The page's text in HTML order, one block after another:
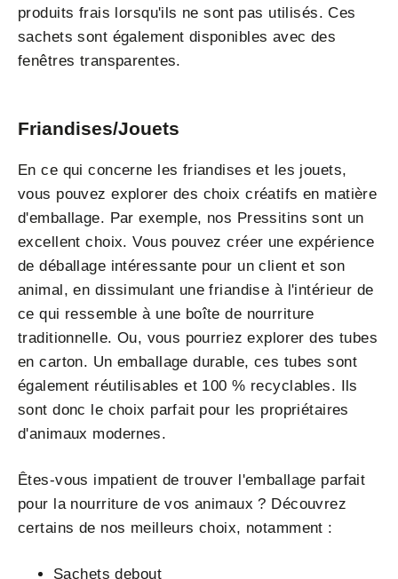
produits frais lorsqu'ils ne sont pas utilisés. Ces
sachets sont également disponibles avec des
fenêtres transparentes.
Friandises/Jouets
En ce qui concerne les friandises et les jouets,
vous pouvez explorer des choix créatifs en matière
d'emballage. Par exemple, nos Pressitins sont un
excellent choix. Vous pouvez créer une expérience
de déballage intéressante pour un client et son
animal, en dissimulant une friandise à l'intérieur de
ce qui ressemble à une boîte de nourriture
traditionnelle. Ou, vous pourriez explorer des tubes
en carton. Un emballage durable, ces tubes sont
également réutilisables et 100 % recyclables. Ils
sont donc le choix parfait pour les propriétaires
d'animaux modernes.
Êtes-vous impatient de trouver l'emballage parfait
pour la nourriture de vos animaux ? Découvrez
certains de nos meilleurs choix, notamment :
Sachets debout